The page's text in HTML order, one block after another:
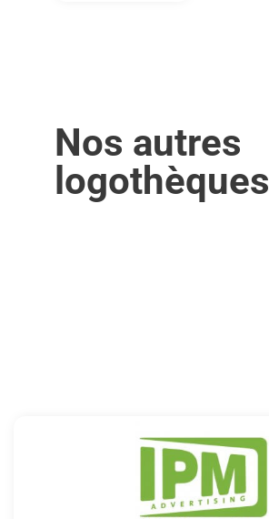
Nos autres
logothèques